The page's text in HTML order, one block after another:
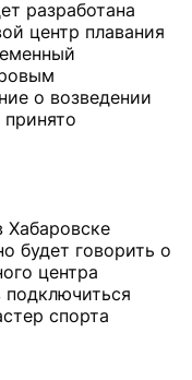
разработана
центр плавания
о возведении
Хабаровске
будет говорить о
центра
подключиться
спорта